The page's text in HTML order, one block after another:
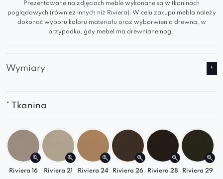
Nowoczesnaforma imiękkie,profilowane
siedziska
Tapicerka
Stwórzidealnąsofę salonu z kolekcją Grand .
Sprawdźinnemodułyizaprojektuj
własny
zestaw!
Prezentowane na zdjęciach meble wykonane są w tkaninach
poglądowych (również innych niż Riviera). W celu zakupu mebla należy
dokonać wyboru koloru materiału oraz wybarwienia drewna, w
przypadku, gdy mebel ma drewniane nogi.
Wymiary
* Tkanina
Riviera 16 Riviera 21 Riviera 24 Riviera 26 Riviera 28 Riviera 29